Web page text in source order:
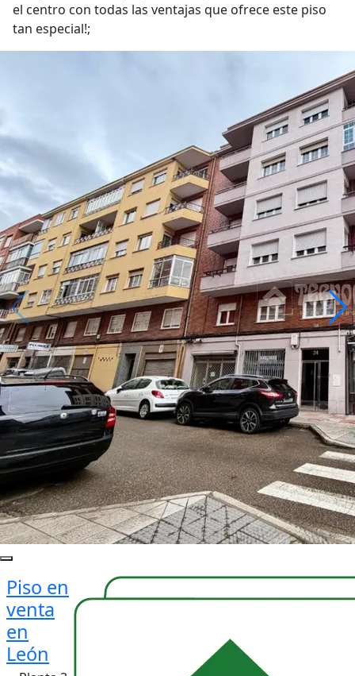
el centro con todas las ventajas que ofrece este piso
tan especial!;
Piso en
venta
en
León